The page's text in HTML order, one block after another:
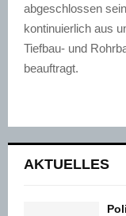
abgeschlossen
kontinuierlich aus
Tiefbau- und
beauftragt.
AKTUELLES